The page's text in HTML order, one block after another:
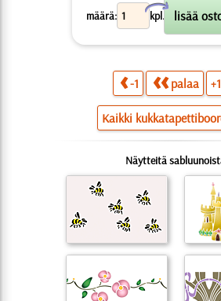
määrä: kpl.
X
-1 palaa +1
Kaikki
Näytteitä